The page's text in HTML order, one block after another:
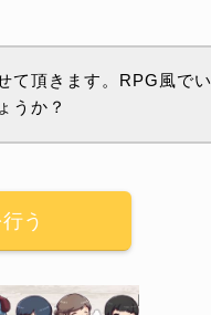
て頂きます。RPG風でい
うか？
う